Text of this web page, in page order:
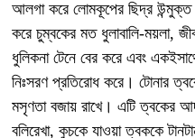
আলগা করে লোমকূপের ছিদ্র
করে চুম্বকের মত ধুলাবালি-ময়লা,
ধুলিকনা টেনে বের করে এবং
নিঃসরণ প্রতিরোধ করে। টোনার
মসৃণতা বজায় রাখে। এটি ত্বকের
বলিরেখা, কুচকে যাওয়া ত্বককে